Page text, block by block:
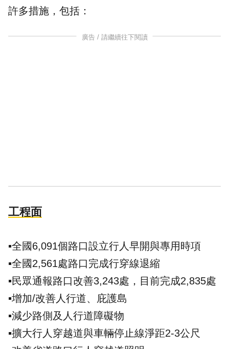
許多措施，包括：
廣告 / 請繼續往下閱讀
工程面
▪️全國6,091個路口設立行人早開與專用時項
▪️全國2,561處路口完成行穿線退縮
▪️民眾通報路口改善3,243處，目前完成2,835處
▪️增加/改善人行道、庇護島
▪️減少路側及人行道障礙物
▪️擴大行人穿越道與車輛停止線淨距2-3公尺